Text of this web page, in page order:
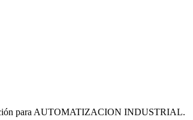
para AUTOMATIZACION INDUSTRIAL.